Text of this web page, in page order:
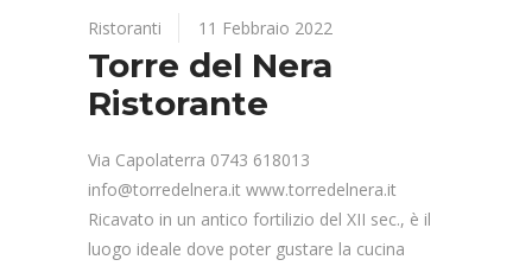
Ristoranti 11 Febbraio 2022
Torre del Nera
Ristorante
Via Capolaterra 0743 618013
info@torredelnera.it www.torredelnera.it
Ricavato in un antico fortilizio del XII sec., è il
luogo ideale dove poter gustare la cucina